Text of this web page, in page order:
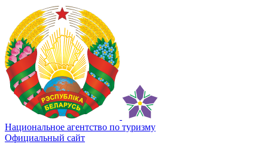
Национальное агентство по туризму
Официальный сайт